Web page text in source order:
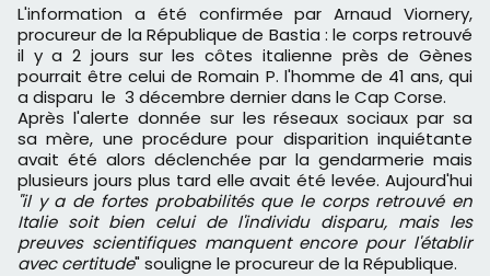
L'information a été confirmée par Arnaud Viornery,
procureur de la République de Bastia : le corps retrouvé
il y a 2 jours sur les côtes italienne près de Gènes
pourrait être celui de Romain P. l'homme de 41 ans, qui
a disparu le 3 décembre dernier dans le Cap Corse.
Après l'alerte donnée sur les réseaux sociaux par sa
sa mère, une procédure pour disparition inquiétante
avait été alors déclenchée par la gendarmerie mais
plusieurs jours plus tard elle avait été levée. Aujourd'hui
"il y a de fortes probabilités que le corps retrouvé en
Italie soit bien celui de l'individu disparu, mais les
preuves scientifiques manquent encore pour l'établir
avec certitude" souligne le procureur de la République.